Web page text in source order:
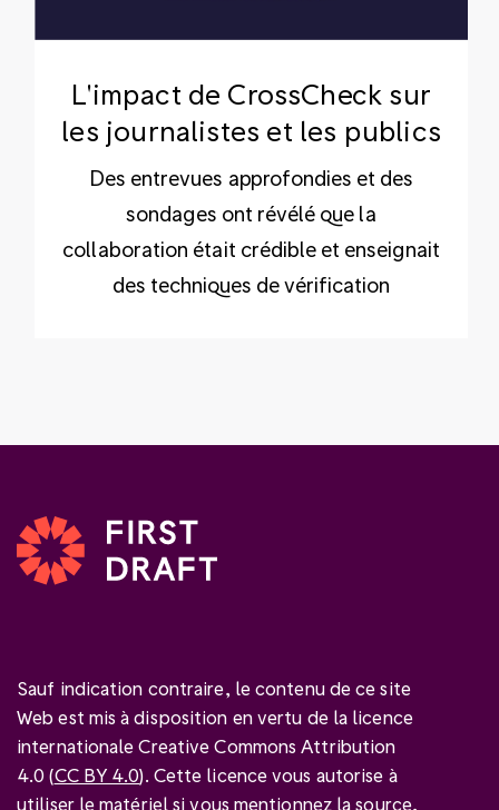
L'impact de CrossCheck sur
les journalistes et les publics
Des entrevues approfondies et des
sondages ont révélé que la
collaboration était crédible et enseignait
des techniques de vérification
Sauf indication contraire, le contenu de ce site
Web est mis à disposition en vertu de la licence
internationale Creative Commons Attribution
4.0 (CC BY 4.0). Cette licence vous autorise à
utiliser le matériel si vous mentionnez la source,